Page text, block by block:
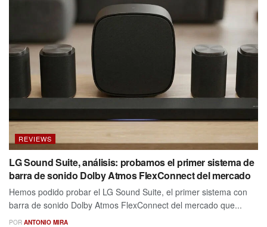
REVIEWS
LG Sound Suite, análisis: probamos el primer sistema de
barra de sonido Dolby Atmos FlexConnect del mercado
Hemos podido probar el LG Sound Suite, el primer sistema con
barra de sonido Dolby Atmos FlexConnect del mercado que...
POR ANTONIO MIRA